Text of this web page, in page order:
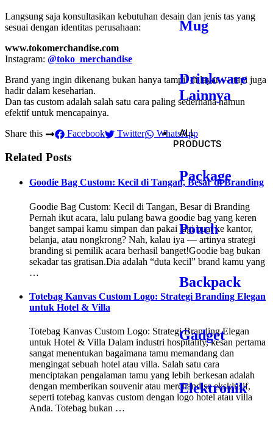
Mug
Drinkware
Lainnya
ALL
PRODUCTS
Package
Pouch
Backpack
Gadget
Elektronik
Langsung saja konsultasikan kebutuhan desain dan jenis tas yang
sesuai dengan identitas perusahaan:
www.tokomerchandise.com
Instagram: @toko_merchandise
Brand yang ingin dikenang bukan hanya tampil di layar — tapi juga
hadir dalam keseharian.
Dan tas custom adalah salah satu cara paling sederhana namun
efektif untuk mencapainya.
Share this
Facebook Twitter WhatsApp
Related Posts
Goodie Bag Custom: Kecil di Tangan, Besar di Branding
Goodie Bag Custom: Kecil di Tangan, Besar di Branding
Pernah ikut acara, lalu pulang bawa goodie bag yang keren
banget sampai kamu simpan dan pakai lagi buat ke kantor,
belanja, atau nongkrong? Nah, kalau iya — artinya strategi
branding si pemilik acara berhasil banget!Goodie bag bukan
sekadar tas gratisan.Dia adalah “duta kecil” brand kamu yang
…
Totebag Kanvas Custom Logo: Strategi Branding Elegan
untuk Hotel & Villa
Totebag Kanvas Custom Logo: Strategi Branding Elegan
untuk Hotel & Villa Dalam industri hospitality, kesan pertama
sangat menentukan bagaimana tamu memandang dan
mengingat sebuah hotel atau villa. Salah satu cara
menciptakan pengalaman tamu yang lebih berkesan adalah
dengan memberikan souvenir atau merchandise eksklusif,
seperti totebag kanvas custom dengan logo hotel atau villa
Anda. Totebag bukan …